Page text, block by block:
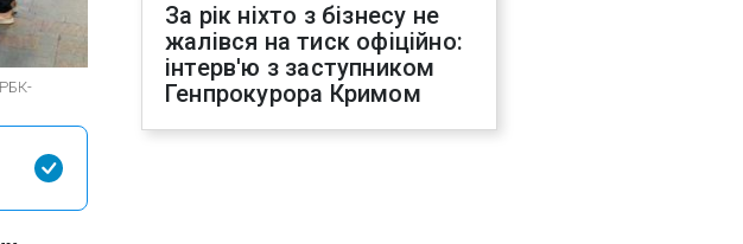
За рік ніхто з бізнесу не
жалівся на тиск офіційно:
інтерв'ю з заступником
Генпрокурора Кримом